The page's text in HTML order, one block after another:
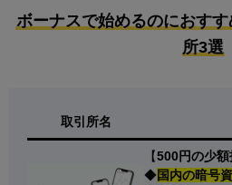
ボーナスで始めるのにおすす
所3選
取引所名
【500円の少額
◆国内の暗号